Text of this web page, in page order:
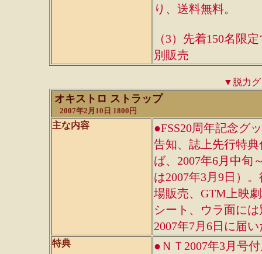
り、送料無料。
（3）先着150名限
別販売
▼脱力グ
オキストロ ストラップ
2007年2月10日 1800円
主な内容
●FSS20周年記念グ
告知、誌上先行特
ば、2007年6月中旬
は2007年3月9日）
場販売、GTM上映
シート、ウラ面に
2007年7月6日に届
特典
●ＮＴ2007年3月号